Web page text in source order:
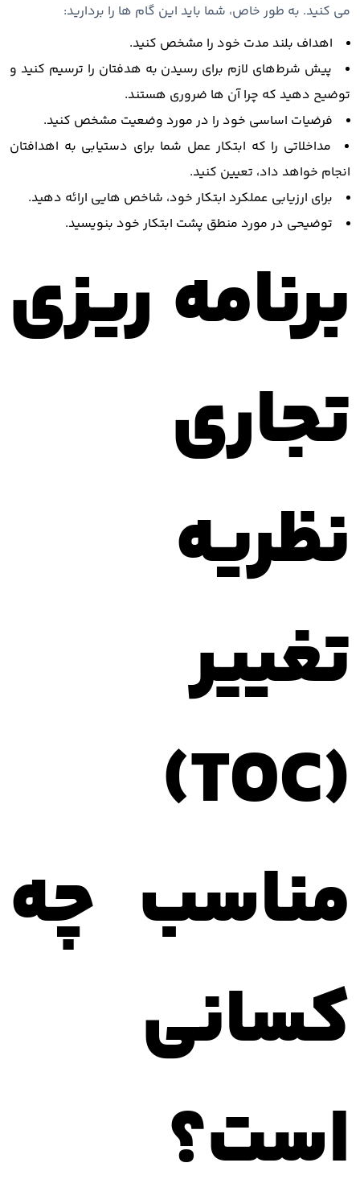
می کنید. به طور خاص، شما باید این گام ها را بردارید:
اهداف بلند مدت خود را مشخص کنید.
پیش‌ شرط‌های لازم برای رسیدن به هدفتان را ترسیم کنید و
توضیح دهید که چرا آن ها ضروری هستند.
فرضیات اساسی خود را در مورد وضعیت مشخص کنید.
مداخلاتی را که ابتکار عمل شما برای دستیابی به اهدافتان
انجام خواهد داد، تعیین کنید.
برای ارزیابی عملکرد ابتکار خود، شاخص هایی ارائه دهید.
توضیحی در مورد منطق پشت ابتکار خود بنویسید.
برنامه ریزی
تجاری
نظریه
تغییر
(TOC)
مناسب چه
کسانی
است؟